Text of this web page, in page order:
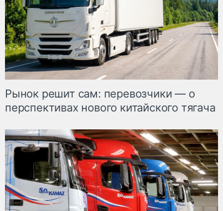
Рынок решит сам: перевозчики — о
перспективах нового китайского тягача